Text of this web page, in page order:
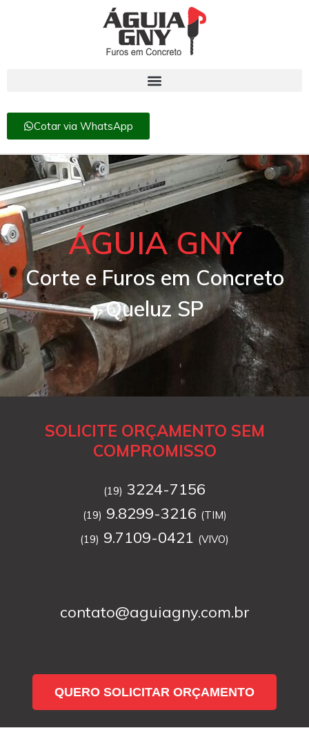
Cotar via WhatsApp
ÁGUIA GNY
Corte e Furos em Concreto
Queluz SP
SOLICITE ORÇAMENTO SEM
COMPROMISSO
(19) 3224-7156
(19) 9.8299-3216 (TIM)
(19) 9.7109-0421 (VIVO)
contato@aguiagny.com.br
QUERO SOLICITAR ORÇAMENTO